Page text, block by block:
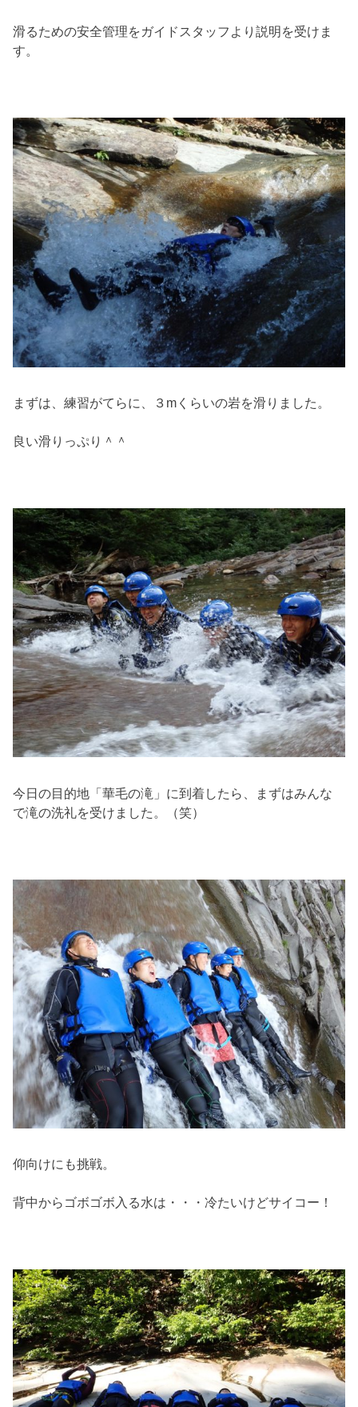
滑るための安全管理をガイドスタッフより説明を受けま
す。
まずは、練習がてらに、３mくらいの岩を滑りました。
良い滑りっぷり＾＾
今日の目的地「華毛の滝」に到着したら、まずはみんな
で滝の洗礼を受けました。（笑）
仰向けにも挑戦。
背中からゴボゴボ入る水は・・・冷たいけどサイコー！